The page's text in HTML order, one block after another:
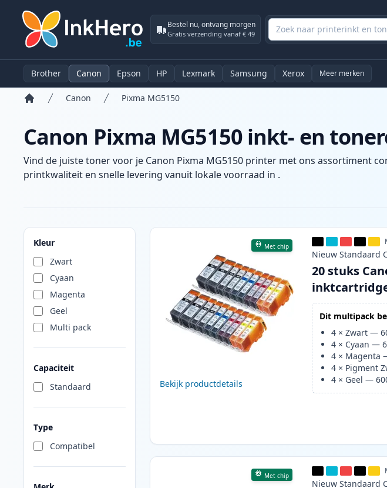
Bestel nu, ontvang morgen
Gratis verzending vanaf € 49
Brother Canon Epson HP Lexmark Samsung Xerox Meer merken
Canon Pixma MG5150
Canon Pixma MG5150 inkt- en
Vind de juiste toner voor je Canon Pixma MG5150 printer met ons assortiment
printkwaliteit en snelle levering vanuit lokale voorraad in .
Kleur
Zwart
Cyaan
Magenta
Geel
Multi pack
Capaciteit
Standaard
Type
Compatibel
Producten
Met chip
Bekijk productdetails
Nieuw Standaard
20 stuks
Dit multipack
4 ×Zwart —
4 × Cyaan —
4 × Magenta
4 × Pigment
4 × Geel —
Met chip
Nieuw Standaard